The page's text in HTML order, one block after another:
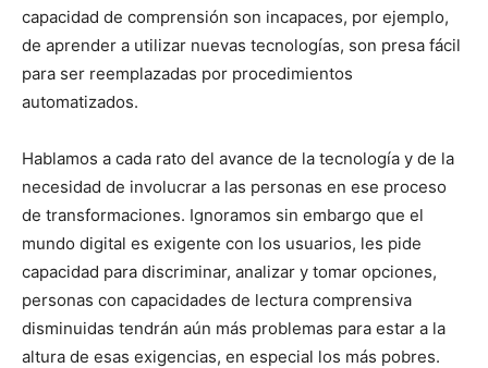
capacidad de comprensión son incapaces, por ejemplo,
de aprender a utilizar nuevas tecnologías, son presa fácil
para ser reemplazadas por procedimientos
automatizados.
Hablamos a cada rato del avance de la tecnología y de la
necesidad de involucrar a las personas en ese proceso
de transformaciones. Ignoramos sin embargo que el
mundo digital es exigente con los usuarios, les pide
capacidad para discriminar, analizar y tomar opciones,
personas con capacidades de lectura comprensiva
disminuidas tendrán aún más problemas para estar a la
altura de esas exigencias, en especial los más pobres.